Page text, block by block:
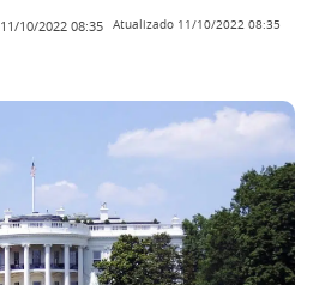
11/10/2022 08:35 Atualizado 11/10/2022 08:35